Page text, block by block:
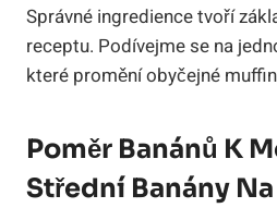
Správné ingredience tvoří
receptu. Podívejme se na
které promění obyčejné
Poměr Banánů K
Střední Banány